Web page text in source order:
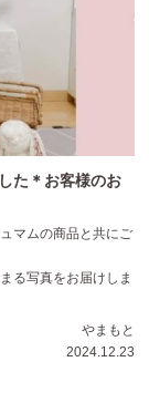
た＊お客様のお
マムの商品と共にご
る写真をお届けしま
やまもと
2024.12.23